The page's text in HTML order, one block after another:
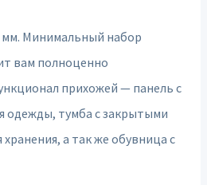
мм. Минимальный набор
вам полноценно
прихожей — панель с
одежды, тумба с закрытыми
а так же обувница с